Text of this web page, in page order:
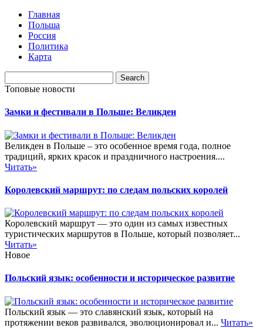
Главная
Польша
Россия
Политика
Карта
Топовые новости
Замки и фестивали в Польше: Великден
Великден в Польше – это особенное время года, полное
традиций, ярких красок и праздничного настроения....
Читать»
Королевский маршрут: по следам польских королей
Королевский маршрут — это один из самых известных
туристических маршрутов в Польше, который позволяет...
Читать»
Новое
Польский язык: особенности и историческое развитие
Польский язык — это славянский язык, который на
протяжении веков развивался, эволюционировал и... Читать»